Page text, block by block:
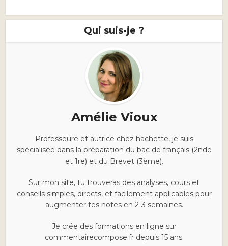
Qui suis-je ?
Amélie Vioux
Professeure et autrice chez hachette, je suis
spécialisée dans la préparation du bac de français (2nde
et 1re) et du Brevet (3ème).
Sur mon site, tu trouveras des analyses, cours et
conseils simples, directs, et facilement applicables pour
augmenter tes notes en 2-3 semaines.
Je crée des formations en ligne sur
commentairecompose.fr depuis 15 ans.